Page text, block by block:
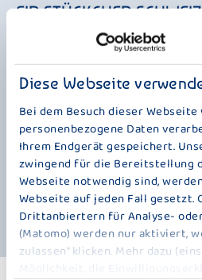
Diese Webseite
Bei dem Besuch dieser
personenbezogene Daten
Ihrem Endgerät gespeichert.
zwingend für die Bereitstellung
Webseite notwendig sind,
Webseite auf jeden Fall gesetzt.
Drittanbiertern für Analyse-
(Matomo) werden nur aktiviert,
zulassen" klicken. Mehr dazu
Möglichkeit, die
EIN STÜCKCHEN SCHWEIZ
„Mövenpick Feinster Pudding Schweizer
Schokostückchen“ ist eines unserer
mit einer Extranuance Sahne und
bekommt diese wunderbare Kreation
in wunderbarem Kontrast zum
einen unsere Milch. Zum anderen echte
das Richtige für Pudding-Liebhaber.
wussten die Mayas übrigens schon vor
verwendeten Kakaobohnen als
zurück zur Schweiz, die in Sachen
Kilogramm pro Person im Jahr einsame
Kreation einmal probiert hat, weiß auch,